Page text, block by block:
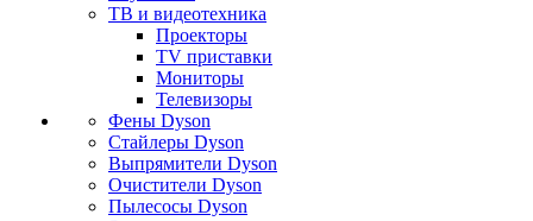
ТВ и видеотехника
Проекторы
TV приставки
Мониторы
Телевизоры
Фены Dyson
Стайлеры Dyson
Выпрямители Dyson
Очистители Dyson
Пылесосы Dyson